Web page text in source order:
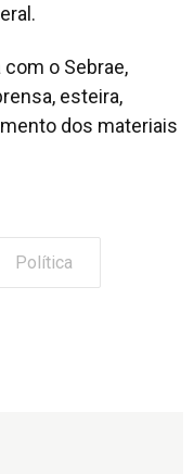
o Sebrae,
esteira,
dos materiais
Política